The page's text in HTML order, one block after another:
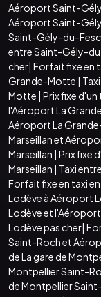
Aéroport Saint-
Aéroport Saint-
Saint-Gély-du-
entre Saint-Gély-
cher| Forfait fixe en
Grande-Motte |
Motte | Prix fixe
l'Aéroport La
Aéroport La
Marseillan et
Marseillan | Prix fixe
Marseillan | Taxi
Forfait fixe en taxi
Lodève à Aéroport
Lodève et
Lodève pas cher|
Saint-Roch et
de La gare de
Montpellier Saint-
de Montpellier